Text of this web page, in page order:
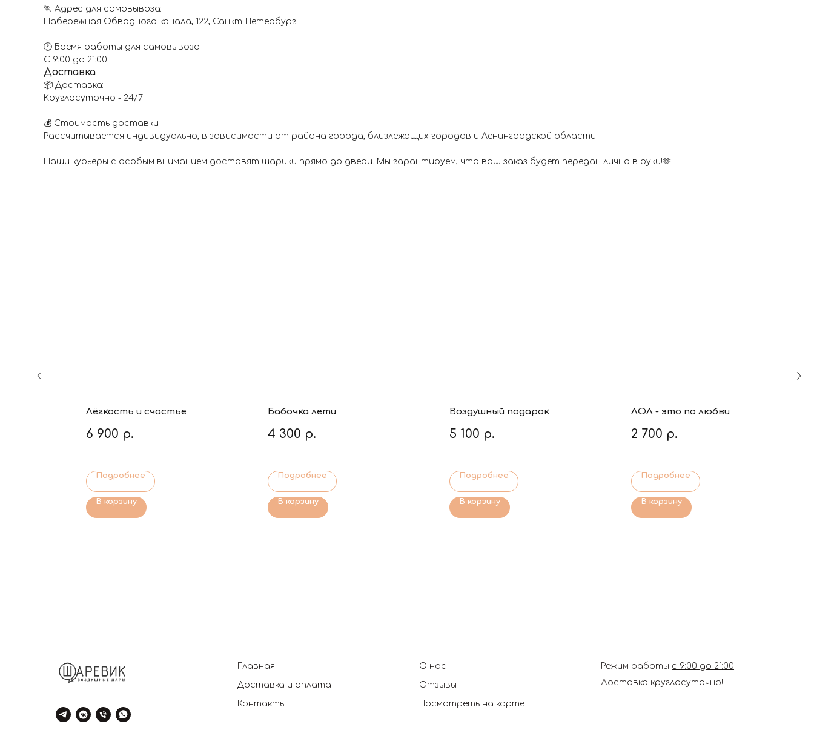
🏃 Адрес для самовывоза:
Набережная Обводного канала, 122, Санкт-Петербург
🕐 Время работы для самовывоза:
С 9:00 до 21:00
Доставка
📦 Доставка:
Круглосуточно - 24/7
💰 Стоимость доставки:
Рассчитывается индивидуально, в зависимости от района города, близлежащих городов и Ленинградской области.
Наши курьеры с особым вниманием доставят шарики прямо до двери. Мы гарантируем, что ваш заказ будет передан лично в руки!🫶
Лёгкость и счастье
6 900 р.
Подробнее
В корзину
Бабочка лети
4 300 р.
Подробнее
В корзину
Воздушный подарок
5 100 р.
Подробнее
В корзину
ЛОЛ - это по любви
2 700 р.
Подробнее
В корзину
Главная
Доставка и оплата
Контакты
О нас
Отзывы
Посмотреть на карте
Режим работы с 9:00 до 21:00
Доставка круглосуточно!